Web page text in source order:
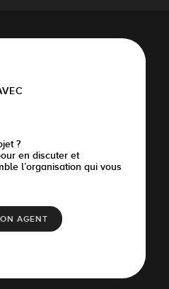
?
en discuter et
l’organisation qui vous
AGENT